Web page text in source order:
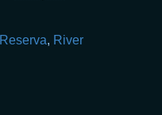
Reserva, River